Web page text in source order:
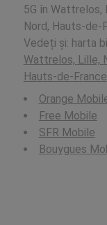
5G în Wattrelos,
Nord, Hauts-de-
Vedeți și: harta
Wattrelos, Lille,
Hauts-de-France
Orange
Free Mobile
SFR Mobile
Bouygues